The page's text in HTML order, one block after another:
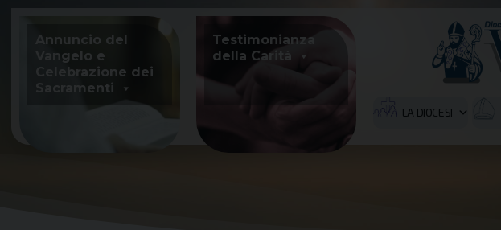
content
Annuncio del
Vangelo e
Celebrazione dei
Sacramenti
Testimonianza
della Carità
LA DIOCESI